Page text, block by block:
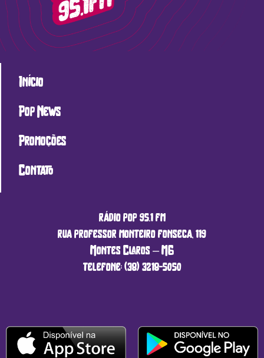
Início
Pop News
Promoções
Contato
rádio pop 95.1 fm
rua professor monteiro fonseca, 119
Montes Claros – MG
telefone: (38) 3218-5050